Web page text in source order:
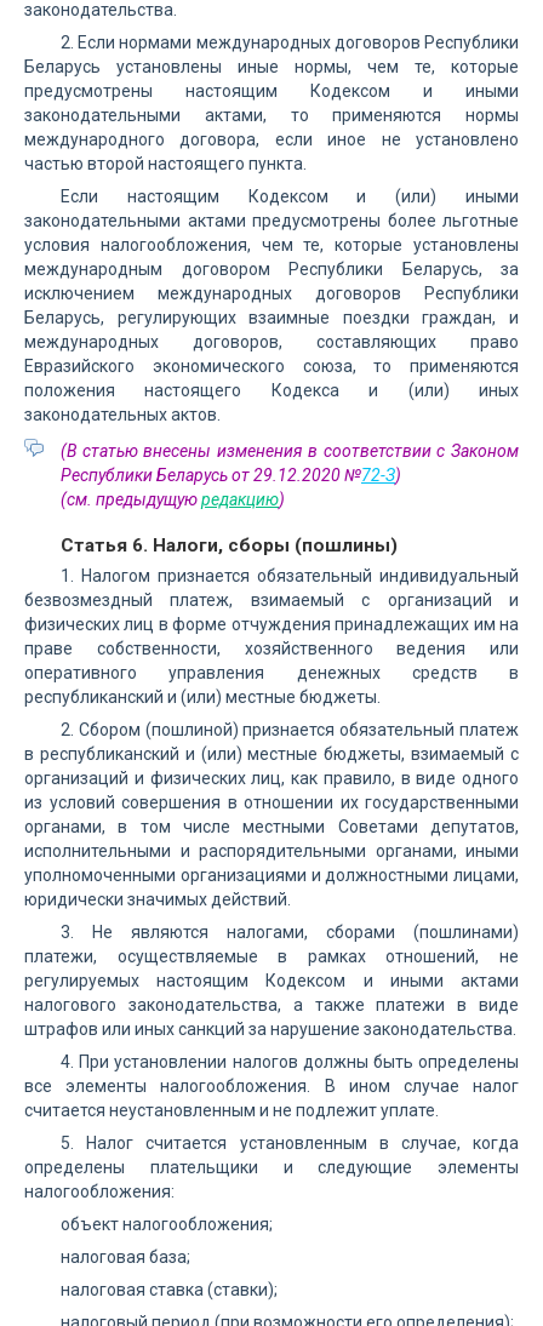
законодательства.
2. Если нормами международных договоров Республики
Беларусь установлены иные нормы, чем те, которые
предусмотрены настоящим Кодексом и иными
законодательными актами, то применяются нормы
международного договора, если иное не установлено
частью второй настоящего пункта.
Если настоящим Кодексом и (или) иными
законодательными актами предусмотрены более льготные
условия налогообложения, чем те, которые установлены
международным договором Республики Беларусь, за
исключением международных договоров Республики
Беларусь, регулирующих взаимные поездки граждан, и
международных договоров, составляющих право
Евразийского экономического союза, то применяются
положения настоящего Кодекса и (или) иных
законодательных актов.
(В статью внесены изменения в соответствии с Законом
Республики Беларусь от 29.12.2020 №72-З)
(см. предыдущуюредакцию)
Статья 6. Налоги, сборы (пошлины)
1. Налогом признается обязательный индивидуальный
безвозмездный платеж, взимаемый с организаций и
физических лиц в форме отчуждения принадлежащих им на
праве собственности, хозяйственного ведения или
оперативного управления денежных средств в
республиканский и (или) местные бюджеты.
2. Сбором (пошлиной) признается обязательный платеж
в республиканский и (или) местные бюджеты, взимаемый с
организаций и физических лиц, как правило, в виде одного
из условий совершения в отношении их государственными
органами, в том числе местными Советами депутатов,
исполнительными и распорядительными органами, иными
уполномоченными организациями и должностными лицами,
юридически значимых действий.
3. Не являются налогами, сборами (пошлинами)
платежи, осуществляемые в рамках отношений, не
регулируемых настоящим Кодексом и иными актами
налогового законодательства, а также платежи в виде
штрафов или иных санкций за нарушение законодательства.
4. При установлении налогов должны быть определены
все элементы налогообложения. В ином случае налог
считается неустановленным и не подлежит уплате.
5. Налог считается установленным в случае, когда
определены плательщики и следующие элементы
налогообложения:
объект налогообложения;
налоговая база;
налоговая ставка (ставки);